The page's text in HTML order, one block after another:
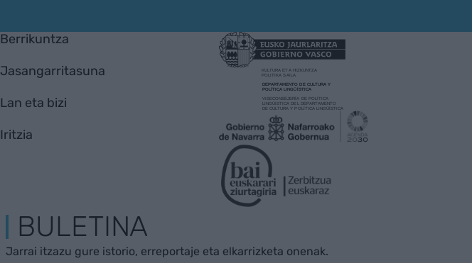
Berrikuntza
Jasangarritasuna
Lan eta bizi
Iritzia
BULETINA
Jarrai itzazu gure istorio, erreportaje eta elkarrizketa onenak.